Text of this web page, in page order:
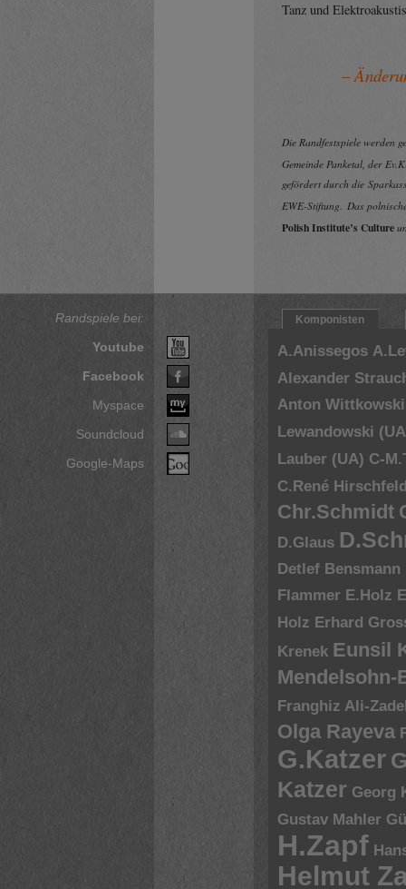
Tanz und
–
Die Randfestspiele werden
Gemeinde Panketal, der
gefördert durch die
EWE-Stiftung.
Das
Polish Institute’s Culture
Randspiele bei:
Youtube
Facebook
Myspace
Soundcloud
Google-Maps
Komponisten
A.Anissegos
Alexander
Anton
Lewandowski
Lauber (UA) C-
C.René
Chr.Schmidt
D.Glaus
Detlef Bensmann
Flammer E.Holz
Holz Erhard
Krenek Eunsil
Mendelsohn-
Franghiz Ali-
Olga Rayeva
G.Katzer
Katzer Georg
Gustav Mahler
H.Zapf
Helmut